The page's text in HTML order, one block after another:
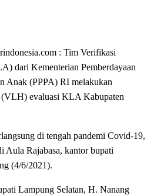
: Tim Verifikasi
dari Kementerian Pemberdayaan
Anak (PPPA) RI melakukan
evaluasi KLA Kabupaten
di tengah pandemi Covid-19,
Aula Rajabasa, kantor bupati
(4/6/2021).
Lampung Selatan, H. Nanang